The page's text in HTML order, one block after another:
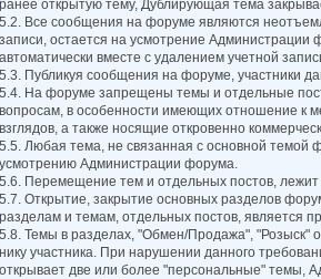
ранее открытую тему, Дублирующая тема
5.2. Все сообщения на форуме являются
записи, остается на усмотрение
автоматически вместе с удалением учетной
5.3. Публикуя сообщения на форуме, участники
5.4. На форуме запрещены темы и отдельные
вопросам, в особенности имеющих отношение к
взглядов, а также носящие откровенно
5.5. Любая тема, не связанная с основной темой
усмотрению Администрации форума.
5.6. Перемещение тем и отдельных постов,
5.7. Открытие, закрытие основных разделов
разделам и темам, отдельных постов, является
5.8. Темы в разделах, "Обмен/Продажа", "Розыск"
нику участника. При нарушении данного
открывает две или более "персональные" темы,